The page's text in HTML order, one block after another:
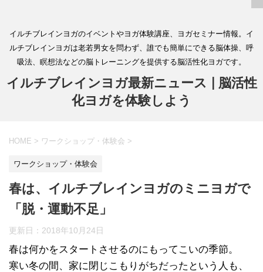
イルチブレインヨガのイベントやヨガ体験講座、ヨガセミナー情報。イ
ルチブレインヨガは老若男女を問わず、誰でも簡単にできる脳体操、呼
吸法、瞑想法などの脳トレーニングを提供する脳活性化ヨガです。
イルチブレインヨガ最新ニュース | 脳活性
化ヨガを体験しよう
HOME > ワークショップ・体験会 >
ワークショップ・体験会
春は、イルチブレインヨガのミニヨガで
「脱・運動不足」
更新日： 2018年10月24日
春は何かをスタートさせるのにもってこいの季節。
寒い冬の間、家に閉じこもりがちだったという人も、